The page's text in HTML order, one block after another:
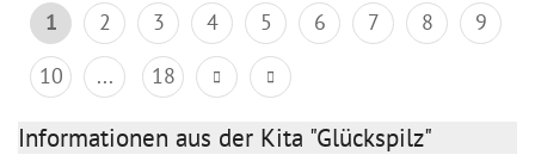
1 2 3 4 5 6 7 8
9
10
... 18
Informationen aus der Kita "Glückspilz"